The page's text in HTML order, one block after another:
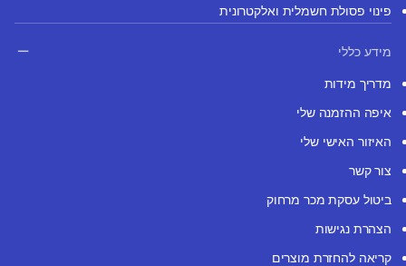
פינוי פסולת חשמלית ואלקטרונית
מידע כללי
מדריך מידות
איפה ההזמנה שלי
האיזור האישי שלי
צור קשר
ביטול עסקת מכר מרחוק
הצהרת נגישות
קריאה להחזרת מוצרים